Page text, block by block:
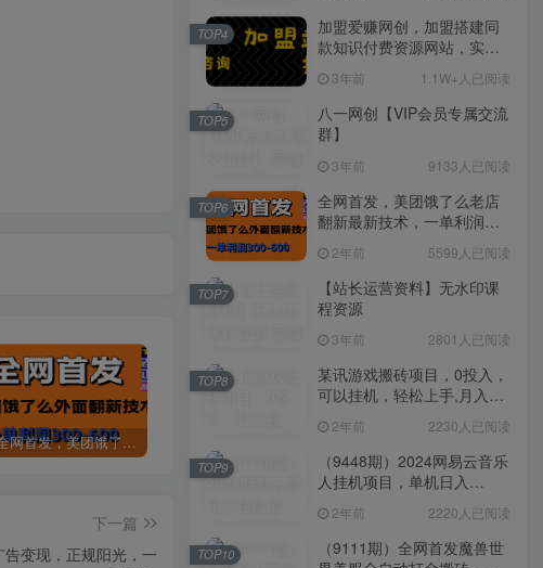
全网首发，美团饿了么老店翻新最新技术，一单利润300-600
下一篇
变现，正规阳光，一
加盟爱赚网创，加盟搭建同
款知识付费资源网站，实现
3年前 1.1W+人已阅读
TOP4
八一网创【VIP会员专属交流
群】
3年前 9133人已阅读
TOP5
全网首发，美团饿了么老店
翻新最新技术，一单利润
2年前 5599人已阅读
TOP6
【站长运营资料】无水印课
程资源
3年前 2801人已阅读
TOP7
某讯游戏搬砖项目，0投入，
可以挂机，轻松上手,月入
2年前 2230人已阅读
TOP8
（9448期）2024网易云音乐
人挂机项目，单机日入
2年前 2220人已阅读
TOP9
（9111期）全网首发魔兽世
TOP10